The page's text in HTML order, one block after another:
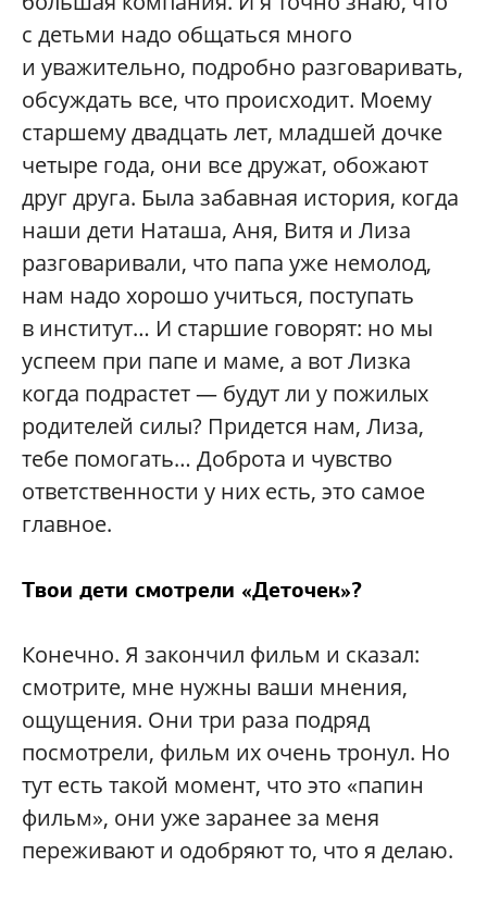
с детьми надо общаться много
и уважительно, подробно разговаривать,
обсуждать все, что происходит. Моему
старшему двадцать лет, младшей дочке
четыре года, они все дружат, обожают
друг друга. Была забавная история, когда
наши дети Наташа, Аня, Витя и Лиза
разговаривали, что папа уже немолод,
нам надо хорошо учиться, поступать
в институт… И старшие говорят: но мы
успеем при папе и маме, а вот Лизка
когда подрастет — будут ли у пожилых
родителей силы? Придется нам, Лиза,
тебе помогать… Доброта и чувство
ответственности у них есть, это самое
главное.
Твои дети смотрели «Деточек»?
Конечно. Я закончил фильм и сказал:
смотрите, мне нужны ваши мнения,
ощущения. Они три раза подряд
посмотрели, фильм их очень тронул. Но
тут есть такой момент, что это «папин
фильм», они уже заранее за меня
переживают и одобряют то, что я делаю.